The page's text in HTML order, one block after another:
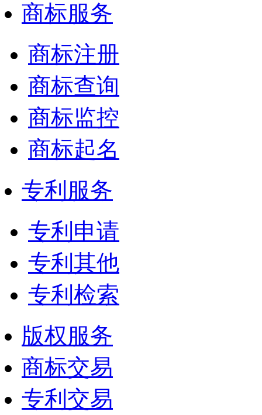
商标服务
商标注册
商标查询
商标监控
商标起名
专利服务
专利申请
专利其他
专利检索
版权服务
商标交易
专利交易